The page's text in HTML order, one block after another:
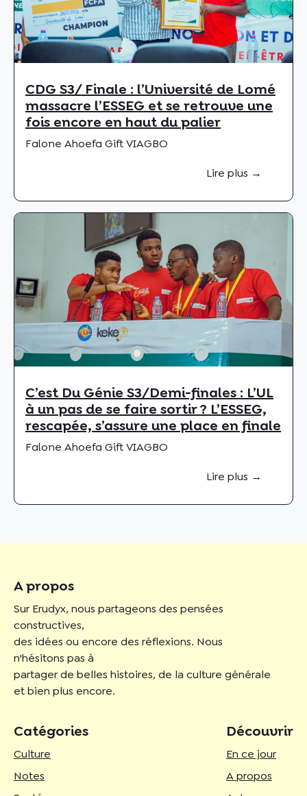
CDG S3/ Finale : l’Université de Lomé
massacre l’ESSEG et se retrouve une
fois encore en haut du palier
Falone Ahoefa Gift VIAGBO
Lire plus →
C’est Du Génie S3/Demi-finales : L’UL
à un pas de se faire sortir ? L’ESSEG,
rescapée, s’assure une place en finale
Falone Ahoefa Gift VIAGBO
Lire plus →
A propos
Sur Erudyx, nous partageons des pensées
constructives,
des idées ou encore des réflexions. Nous
n'hésitons pas à
partager de belles histoires, de la culture générale
et bien plus encore.
Catégories
Culture
Notes
Découvrir
En ce jour
A propos